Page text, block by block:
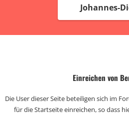
Johannes-
Einreichen von
Die User dieser Seite beteiligen sich im
für die Startseite einreichen, so dass